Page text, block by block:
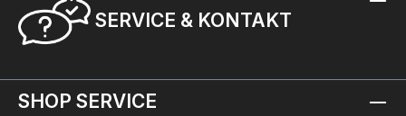
SERVICE & KONTAKT
SHOP SERVICE